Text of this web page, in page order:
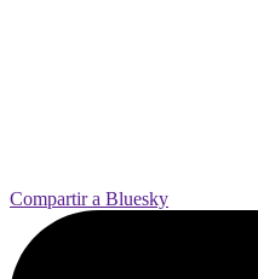
Compartir a Bluesky